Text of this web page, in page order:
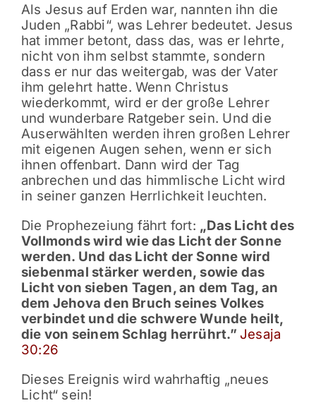
Als Jesus auf Erden war, nannten ihn die
Juden „Rabbi“, was Lehrer bedeutet. Jesus
hat immer betont, dass das, was er lehrte,
nicht von ihm selbst stammte, sondern
dass er nur das weitergab, was der Vater
ihm gelehrt hatte. Wenn Christus
wiederkommt, wird er der große Lehrer
und wunderbare Ratgeber sein. Und die
Auserwählten werden ihren großen Lehrer
mit eigenen Augen sehen, wenn er sich
ihnen offenbart. Dann wird der Tag
anbrechen und das himmlische Licht wird
in seiner ganzen Herrlichkeit leuchten.
Die Prophezeiung fährt fort: „Das Licht des
Vollmonds wird wie das Licht der Sonne
werden. Und das Licht der Sonne wird
siebenmal stärker werden, sowie das
Licht von sieben Tagen, an dem Tag, an
dem Jehova den Bruch seines Volkes
verbindet und die schwere Wunde heilt,
die von seinem Schlag herrührt.” Jesaja
30:26
Dieses Ereignis wird wahrhaftig „neues
Licht“ sein!